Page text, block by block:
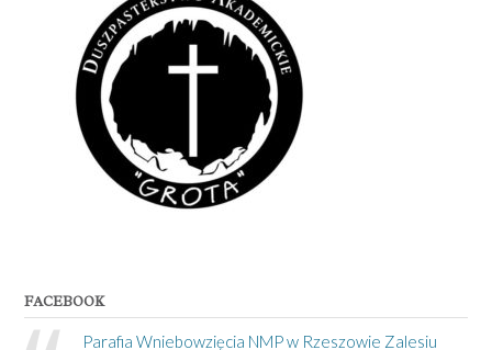
FACEBOOK
Parafia Wniebowzięcia NMP w Rzeszowie Zalesiu